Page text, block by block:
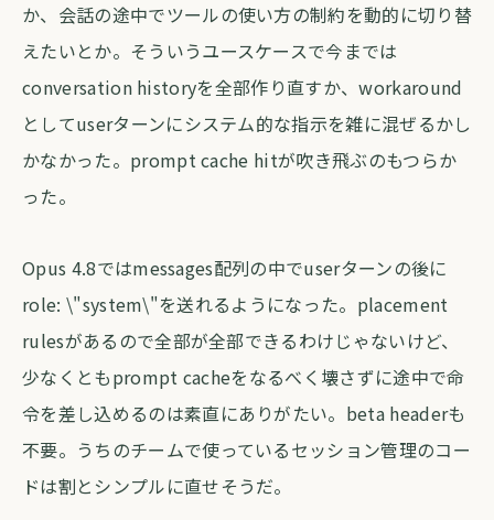
か、会話の途中でツールの使い方の制約を動的に切り替
えたいとか。そういうユースケースで今までは
conversation historyを全部作り直すか、workaround
としてuserターンにシステム的な指示を雑に混ぜるかし
かなかった。prompt cache hitが吹き飛ぶのもつらか
った。
Opus 4.8ではmessages配列の中でuserターンの後に
role: \"system\"を送れるようになった。placement
rulesがあるので全部が全部できるわけじゃないけど、
少なくともprompt cacheをなるべく壊さずに途中で命
令を差し込めるのは素直にありがたい。beta headerも
不要。うちのチームで使っているセッション管理のコー
ドは割とシンプルに直せそうだ。